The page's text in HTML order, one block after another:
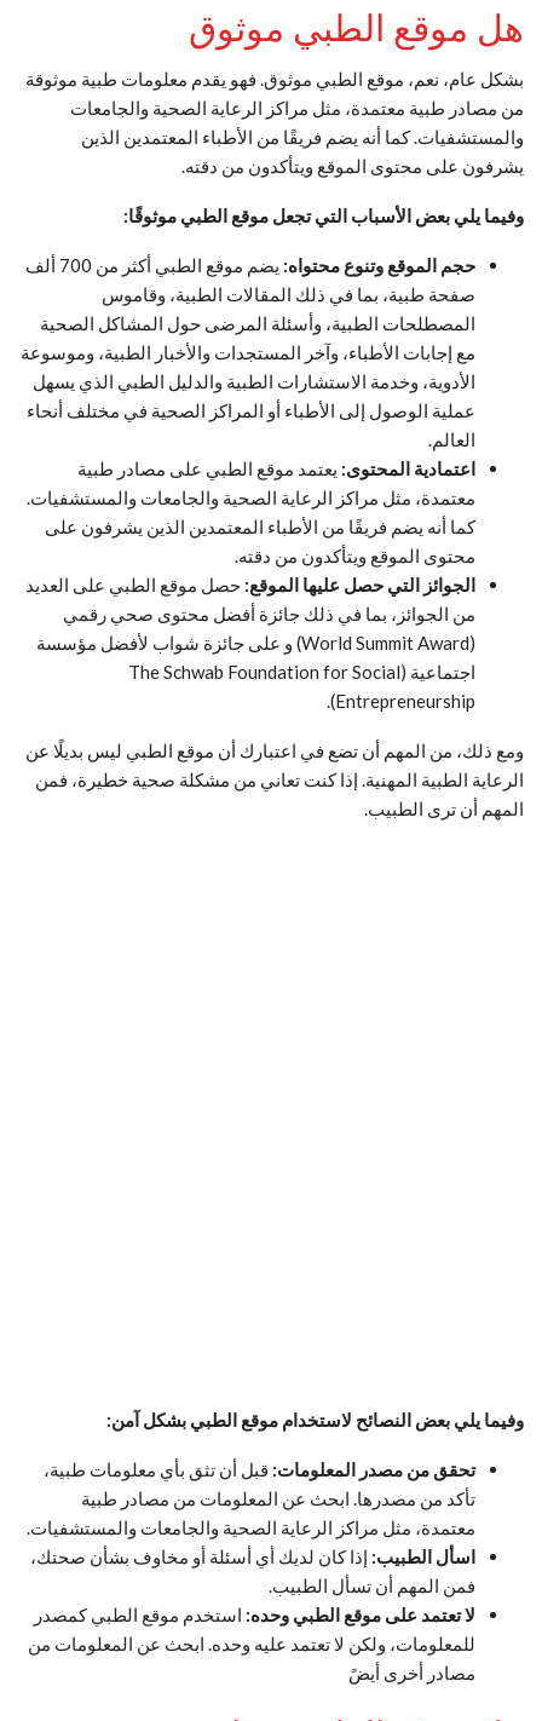
هل موقع الطبي موثوق
بشكل عام، نعم، موقع الطبي موثوق. فهو يقدم معلومات طبية موثوقة
من مصادر طبية معتمدة، مثل مراكز الرعاية الصحية والجامعات
والمستشفيات. كما أنه يضم فريقًا من الأطباء المعتمدين الذين
يشرفون على محتوى الموقع ويتأكدون من دقته.
وفيما يلي بعض الأسباب التي تجعل موقع الطبي موثوقًا:
حجم الموقع وتنوع محتواه:
يضم موقع الطبي أكثر من 700 ألف
صفحة طبية، بما في ذلك المقالات الطبية، وقاموس
المصطلحات الطبية، وأسئلة المرضى حول المشاكل الصحية
مع إجابات الأطباء، وآخر المستجدات والأخبار الطبية، وموسوعة
الأدوية، وخدمة الاستشارات الطبية والدليل الطبي الذي يسهل
عملية الوصول إلى الأطباء أو المراكز الصحية في مختلف أنحاء
العالم.
اعتمادية المحتوى: يعتمد موقع الطبي على مصادر طبية
معتمدة، مثل مراكز الرعاية الصحية والجامعات والمستشفيات.
كما أنه يضم فريقًا من الأطباء المعتمدين الذين يشرفون على
محتوى الموقع ويتأكدون من دقته.
الجوائز التي حصل عليها الموقع: حصل موقع الطبي على العديد
من الجوائز، بما في ذلك جائزة أفضل محتوى صحي رقمي
(World Summit Award) و على جائزة شواب لأفضل مؤسسة
اجتماعية (The Schwab Foundation for Social
Entrepreneurship).
ومع ذلك، من المهم أن تضع في اعتبارك أن موقع الطبي ليس بديلًا عن
الرعاية الطبية المهنية. إذا كنت تعاني من مشكلة صحية خطيرة، فمن
المهم أن ترى الطبيب.
وفيما يلي بعض النصائح لاستخدام موقع الطبي بشكل آمن:
تحقق من مصدر المعلومات: قبل أن تثق بأي معلومات طبية،
تأكد من مصدرها. ابحث عن المعلومات من مصادر طبية
معتمدة، مثل مراكز الرعاية الصحية والجامعات والمستشفيات.
اسأل الطبيب: إذا كان لديك أي أسئلة أو مخاوف بشأن صحتك،
فمن المهم أن تسأل الطبيب.
لا تعتمد على موقع الطبي وحده: استخدم موقع الطبي كمصدر
للمعلومات، ولكن لا تعتمد عليه وحده. ابحث عن المعلومات من
مصادر أخرى أيضً